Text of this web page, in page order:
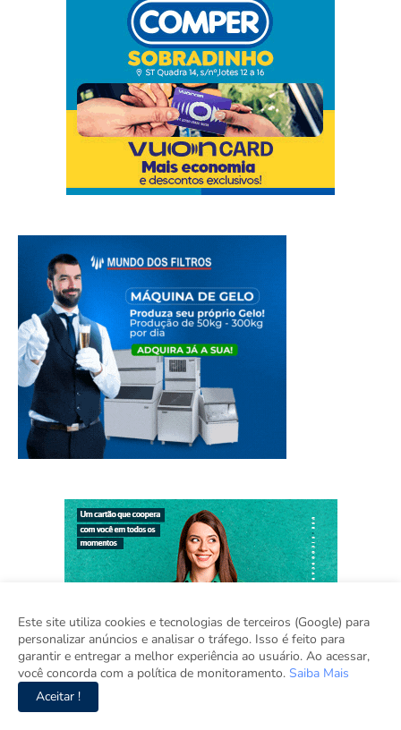
Este site utiliza cookies e tecnologias de terceiros (Google) para
personalizar anúncios e analisar o tráfego. Isso é feito para
garantir e entregar a melhor experiência ao usuário. Ao acessar,
você concorda com a política de monitoramento. Saiba Mais
Aceitar !